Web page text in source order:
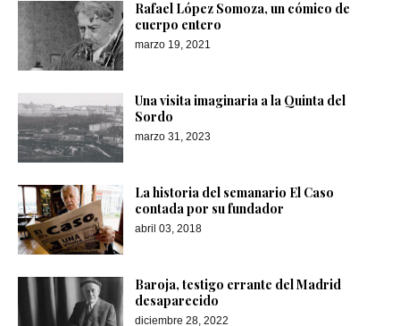
Rafael López Somoza, un cómico de
cuerpo entero
marzo 19, 2021
Una visita imaginaria a la Quinta del
Sordo
marzo 31, 2023
La historia del semanario El Caso
contada por su fundador
abril 03, 2018
Baroja, testigo errante del Madrid
desaparecido
diciembre 28, 2022